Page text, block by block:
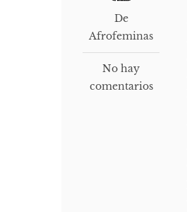
De
Afrofeminas
No hay
comentarios